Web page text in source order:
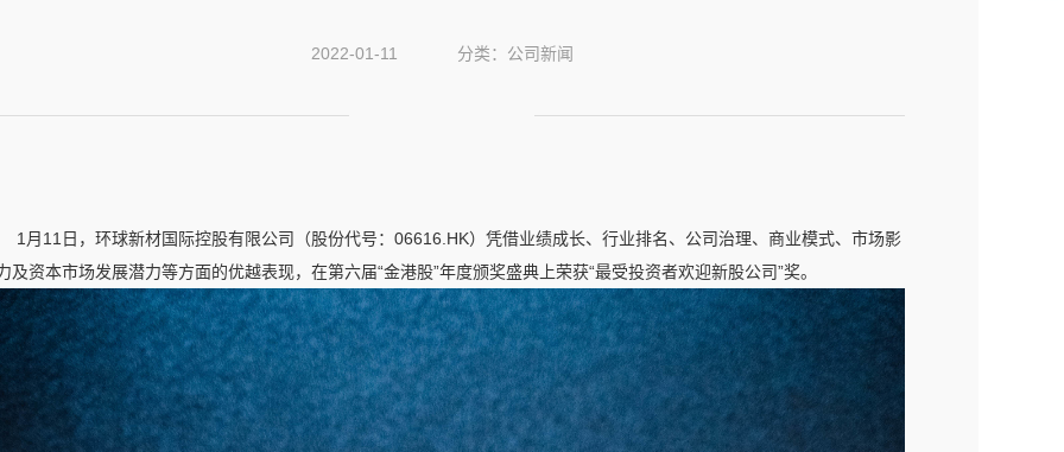
2022-01-11 分类：公司新闻
1月11日，环球新材国际控股有限公司（股份代号：06616.HK）凭借业绩成长、行业排名、公司治理、商业模式、市场影
及资本市场发展潜力等方面的优越表现，在第六届“金港股”年度颁奖盛典上荣获“最受投资者欢迎新股公司”奖。